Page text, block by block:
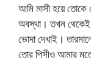
আমি মাসী হয়ে তোকে
অবস্থা। তখন থেকেই
ভোদা দেখাই।
তোর পিসীও আমার